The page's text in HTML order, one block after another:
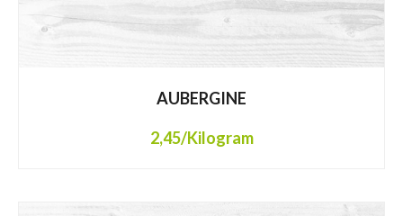
AUBERGINE
2,45/Kilogram